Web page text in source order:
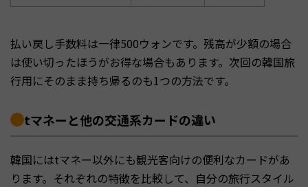
払い戻し手数料は一律500ウォンです。残高が少額の場合
は使い切ったほうがお得な場合もあります。次回の韓国旅
行用にそのまま持ち帰るのも1つの方法です。
tマネーと他の交通系カードの違い
韓国にはtマネー以外にも観光客向けの便利なカードがあ
ります。それぞれの特徴を比較して、自分の旅行スタイル